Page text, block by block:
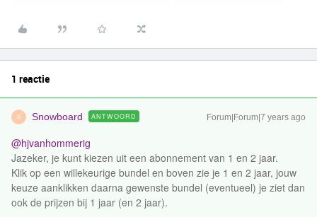
1 reactie
S Snowboard ANTWOORD Forum|Forum|7 years ago
@hjvanhommerig
Jazeker, je kunt kiezen uit een abonnement van 1 en 2 jaar.
Klik op een willekeurige bundel en boven zie je 1 en 2 jaar, jouw
keuze aanklikken daarna gewenste bundel (eventueel) je ziet dan
ook de prijzen bij 1 jaar (en 2 jaar).